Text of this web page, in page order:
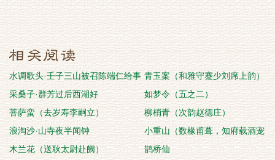
水调歌头·壬子三山被召陈端仁给事
饮饯席上
青玉案（和雅守蹇少刘席上韵）
采桑子·群芳过后西湖好
如梦令（五之二）
菩萨蛮（去岁寿李嗣立）
柳梢青（次韵赵德庄）
浪淘沙·山寺夜半闻钟
小重山（数椽甫葺，知府载酒宠
临，辄次日近环湖所
木兰花（送耿太尉赴阙）
鹊桥仙